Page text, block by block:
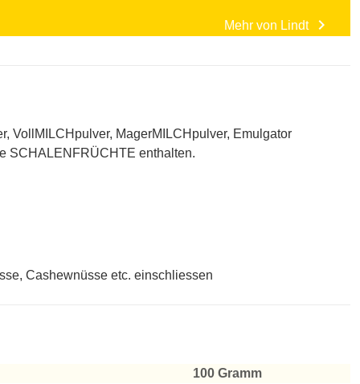
Mehr von Lindt chevron_right
VollMILCHpulver, MagerMILCHpulver, Emulgator
SCHALENFRÜCHTE enthalten.
Cashewnüsse etc. einschliessen
100 Gramm